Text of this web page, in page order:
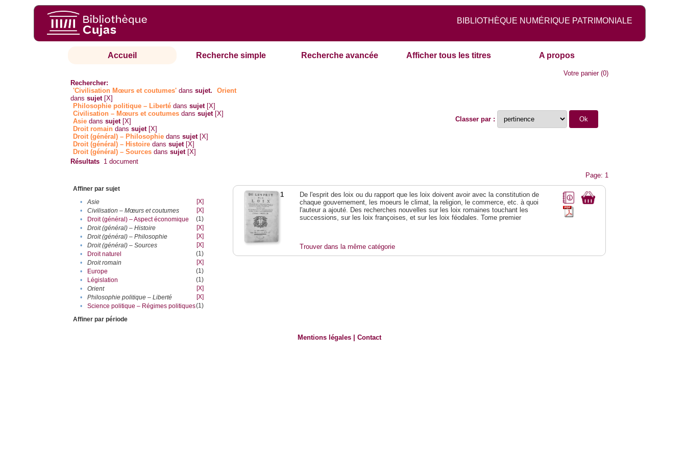
BIBLIOTHÈQUE NUMÉRIQUE PATRIMONIALE
Accueil Recherche simple Recherche avancée Afficher tous les titres A propos
Votre panier(0)
Rechercher:
'Civilisation Mœurs et coutumes' danssujet.
Orient
danssujet [X]
Philosophie politique – Liberté danssujet [X]
Civilisation – Mœurs et coutumes danssujet [X]
Asie danssujet [X]
Droit romain danssujet [X]
Droit (général) – Philosophie danssujet [X]
Droit (général) – Histoire danssujet [X]
Droit (général) – Sources danssujet [X]
Classer par :
Résultats 1 document
Page: 1
Affiner par sujet
•
Asie
[X]
•
Civilisation – Mœurs et coutumes
[X]
•
Droit (général) – Aspect économique
(1)
•
Droit (général) – Histoire
[X]
•
Droit (général) – Philosophie
[X]
•
Droit (général) – Sources
[X]
•
Droit naturel
(1)
•
Droit romain
[X]
•
Europe
(1)
•
Législation
(1)
•
Orient
[X]
•
Philosophie politique – Liberté
[X]
•
Science politique – Régimes politiques(1)
Affiner par période
1
De l'esprit des loix ou du rapport que les loix doivent avoir avec la constitution de
chaque gouvernement, les moeurs le climat, la religion, le commerce, etc. à quoi
l'auteur a ajouté. Des recherches nouvelles sur les loix romaines touchant les
successions, sur les loix françoises, et sur les loix féodales. Tome premier
Trouver dans la même catégorie
Mentions légales |Contact